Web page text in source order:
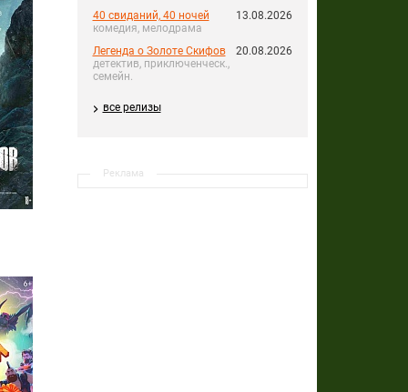
40 свиданий, 40 ночей
комедия, мелодрама
13.08.2026
Легенда о Золоте Скифов
детектив, приключенческ.,
семейн.
20.08.2026
все релизы
Реклама